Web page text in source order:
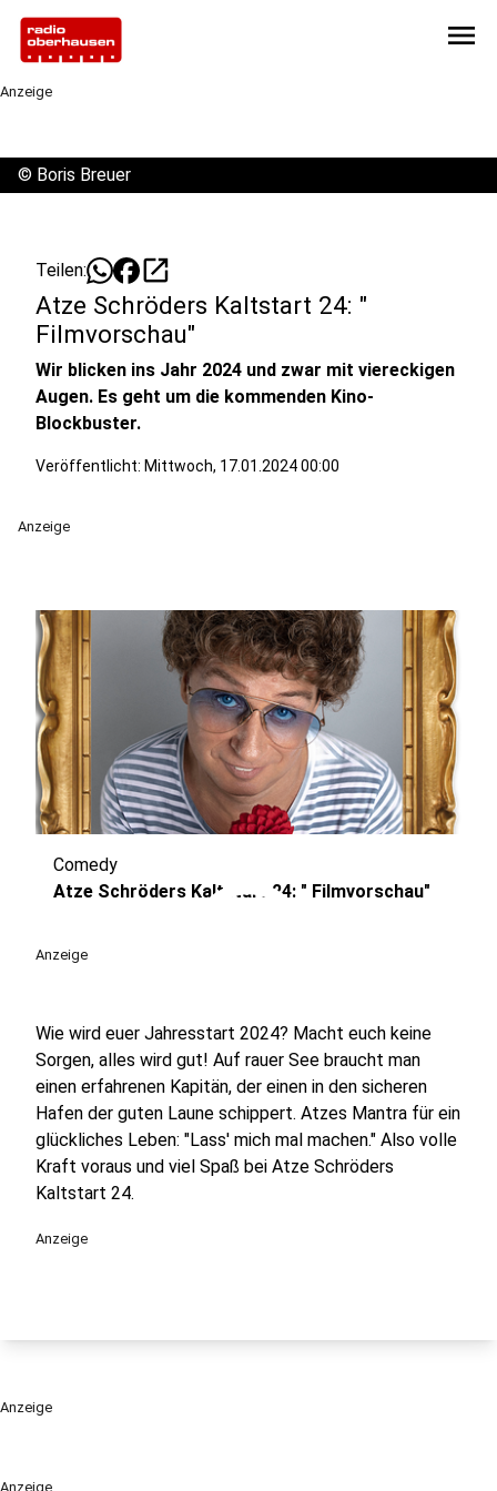
menu
Anzeige
Anzeige
© Boris Breuer
Teilen: open_in_new
Atze Schröders Kaltstart 24: "
Filmvorschau"
Wir blicken ins Jahr 2024 und zwar mit viereckigen
Augen. Es geht um die kommenden Kino-
Blockbuster.
Veröffentlicht: Mittwoch, 17.01.2024 00:00
Anzeige
play_circle
Comedy
Atze Schröders Kaltstart 24: " Filmvorschau"
Anzeige
Wie wird euer Jahresstart 2024? Macht euch keine
Sorgen, alles wird gut! Auf rauer See braucht man
einen erfahrenen Kapitän, der einen in den sicheren
Hafen der guten Laune schippert. Atzes Mantra für ein
glückliches Leben: "Lass' mich mal machen." Also volle
Kraft voraus und viel Spaß bei Atze Schröders
Kaltstart 24.
Anzeige
Anzeige